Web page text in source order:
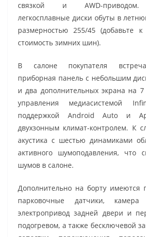
связкой и AWD-приводом.
легкосплавные диски обуты в
размерностью 255/45 (добавьте
стоимость зимних шин).
В салоне покупателя
приборная панель с небольшим
и два дополнительных экрана на
управления медиасистемой
поддержкой Android Auto и
двухзонным климат-контролем. К
акустика с шестью динамиками
активного шумоподавления, что
шумов в салоне.
Дополнительно на борту имеются
парковочные датчики, камера
электропривод задней двери и
подогревом, а также бесключевой